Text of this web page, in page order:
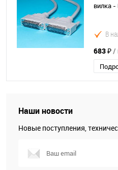
вилка -
В
683 ₽/
Наши новости
Новые поступления,